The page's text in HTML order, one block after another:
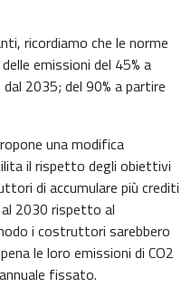
ricordiamo che le norme
emissioni del 45% a
2035; del 90% a partire
una modifica
il rispetto degli obiettivi
di accumulare più crediti
2030 rispetto al
i costruttori sarebbero
le loro emissioni di CO2
fissato.